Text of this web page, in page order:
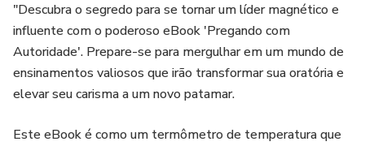
"Descubra o segredo para se tornar um líder magnético e
influente com o poderoso eBook 'Pregando com
Autoridade'. Prepare-se para mergulhar em um mundo de
ensinamentos valiosos que irão transformar sua oratória e
elevar seu carisma a um novo patamar.
Este eBook é como um termômetro de temperatura que